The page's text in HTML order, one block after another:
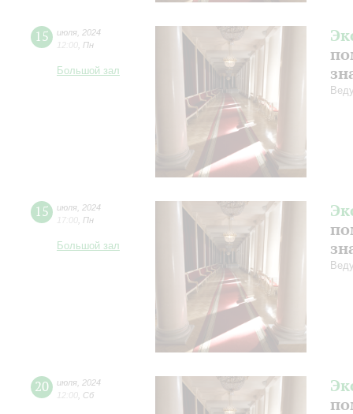
15 июля 2024
12:00 Пн
Большой зал
15 июля 2024
17:00 Пн
Большой зал
20 июля 2024
12:00 Сб